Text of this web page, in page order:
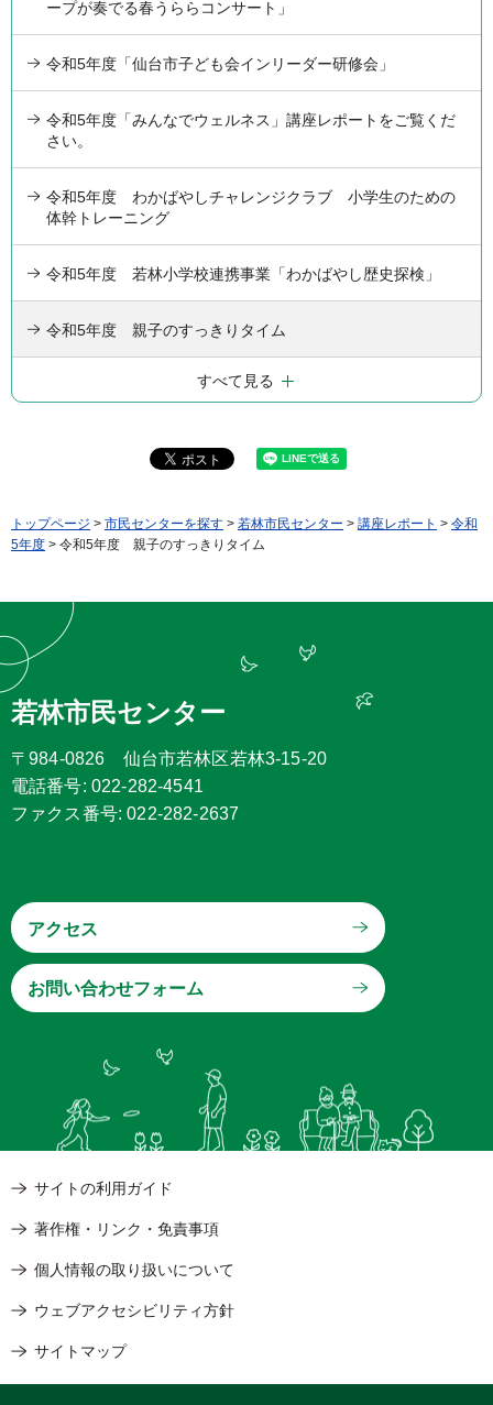
ープが奏でる春うららコンサート」
令和5年度「仙台市子ども会インリーダー研修会」
令和5年度「みんなでウェルネス」講座レポートをご覧くだ
さい。
令和5年度 わかばやしチャレンジクラブ 小学生のための
体幹トレーニング
令和5年度 若林小学校連携事業「わかばやし歴史探検」
令和5年度 親子のすっきりタイム
すべて見る
トップページ > 市民センターを探す > 若林市民センター > 講座レポート > 令和
5年度 > 令和5年度 親子のすっきりタイム
若林市民センター
〒984-0826 仙台市若林区若林3-15-20
電話番号: 022-282-4541
ファクス番号: 022-282-2637
アクセス
サイトの利用ガイド
著作権・リンク・免責事項
個人情報の取り扱いについて
ウェブアクセシビリティ方針
サイトマップ